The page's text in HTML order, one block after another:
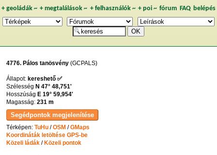
+ geoládák~ +megtalálások ~ + felhasználók~ + poi~ fórum FAQ belépés
4776. Pálos tanösvény (GCPALS)
Állapot: kereshető ✅
Szélesség N 47° 48,751'
Hosszúság E 19° 59,954'
Magasság:231 m
Térképen:TuHu /OSM /GMaps
Koordináták letöltése GPS-be
Közeli ládák /Közeli pontok